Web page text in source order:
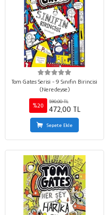
Tom Gates Serisi - 9 Sınıfın Birincisi
(Neredeyse)
%20
590,00 TL
472,00 TL
Sepete Ekle